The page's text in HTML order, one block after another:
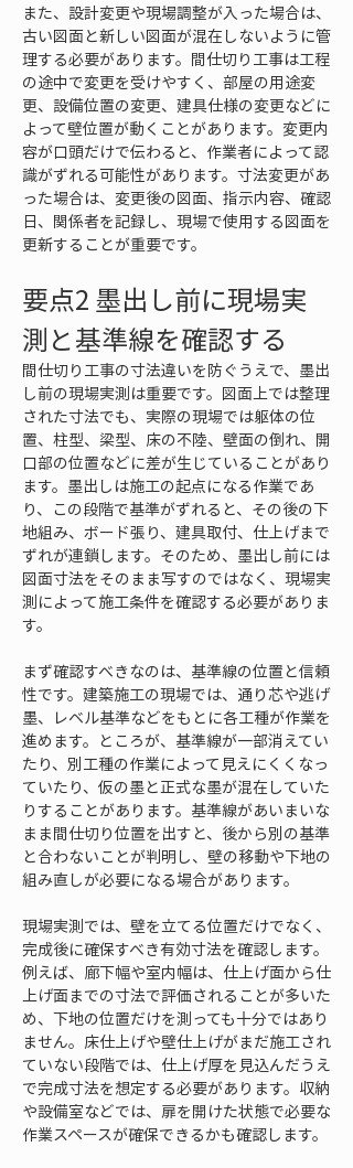
また、設計変更や現場調整が入った場合は、
古い図面と新しい図面が混在しないように管
理する必要があります。間仕切り工事は工程
の途中で変更を受けやすく、部屋の用途変
更、設備位置の変更、建具仕様の変更などに
よって壁位置が動くことがあります。変更内
容が口頭だけで伝わると、作業者によって認
識がずれる可能性があります。寸法変更があ
った場合は、変更後の図面、指示内容、確認
日、関係者を記録し、現場で使用する図面を
更新することが重要です。
要点2 墨出し前に現場実
測と基準線を確認する
間仕切り工事の寸法違いを防ぐうえで、墨出
し前の現場実測は重要です。図面上では整理
された寸法でも、実際の現場では躯体の位
置、柱型、梁型、床の不陸、壁面の倒れ、開
口部の位置などに差が生じていることがあり
ます。墨出しは施工の起点になる作業であ
り、この段階で基準がずれると、その後の下
地組み、ボード張り、建具取付、仕上げまで
ずれが連鎖します。そのため、墨出し前には
図面寸法をそのまま写すのではなく、現場実
測によって施工条件を確認する必要がありま
す。
まず確認すべきなのは、基準線の位置と信頼
性です。建築施工の現場では、通り芯や逃げ
墨、レベル基準などをもとに各工種が作業を
進めます。ところが、基準線が一部消えてい
たり、別工種の作業によって見えにくくなっ
ていたり、仮の墨と正式な墨が混在していた
りすることがあります。基準線があいまいな
まま間仕切り位置を出すと、後から別の基準
と合わないことが判明し、壁の移動や下地の
組み直しが必要になる場合があります。
現場実測では、壁を立てる位置だけでなく、
完成後に確保すべき有効寸法を確認します。
例えば、廊下幅や室内幅は、仕上げ面から仕
上げ面までの寸法で評価されることが多いた
め、下地の位置だけを測っても十分ではあり
ません。床仕上げや壁仕上げがまだ施工され
ていない段階では、仕上げ厚を見込んだうえ
で完成寸法を想定する必要があります。収納
や設備室などでは、扉を開けた状態で必要な
作業スペースが確保できるかも確認します。